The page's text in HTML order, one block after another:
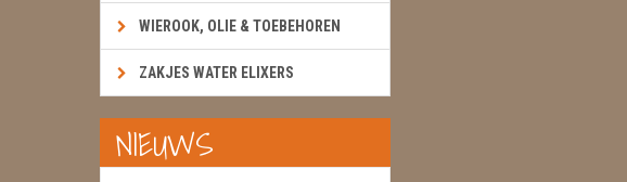
WIEROOK, OLIE & TOEBEHOREN
ZAKJES WATER ELIXERS
NIEUWS